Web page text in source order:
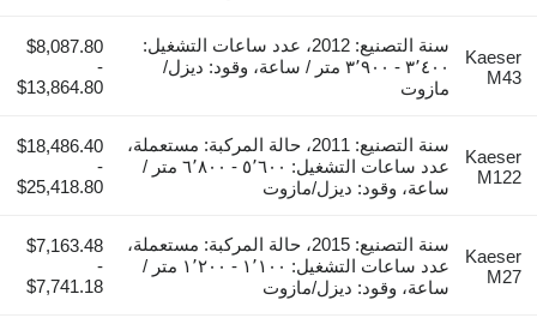
Kaeser
M43
سنة التصنيع: 2012، عدد ساعات التشغيل:
٣٬٤٠٠ - ٣٬٩٠٠ متر / ساعة، وقود: ديزل/
مازوت
$8,087.80
-
$13,864.80
Kaeser
M122
سنة التصنيع: 2011، حالة المركبة: مستعملة،
عدد ساعات التشغيل: ٥٬٦٠٠ - ٦٬٨٠٠ متر /
ساعة، وقود: ديزل/مازوت
$18,486.40
-
$25,418.80
Kaeser
M27
سنة التصنيع: 2015، حالة المركبة: مستعملة،
عدد ساعات التشغيل: ١٬١٠٠ - ١٬٢٠٠ متر /
ساعة، وقود: ديزل/مازوت
$7,163.48
-
$7,741.18